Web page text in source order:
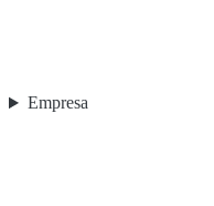
Empresa